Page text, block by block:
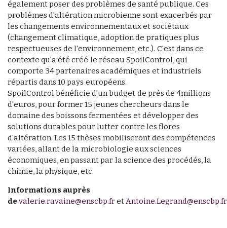
également poser des problèmes de santé publique. Ces
problèmes d'altération microbienne sont exacerbés par
les changements environnementaux et sociétaux
(changement climatique, adoption de pratiques plus
respectueuses de l'environnement, etc.). C'est dans ce
contexte qu'a été créé le réseau SpoilControl, qui
comporte 34 partenaires académiques et industriels
répartis dans 10 pays européens.
SpoilControl bénéficie d'un budget de près de 4millions
d'euros, pour former 15 jeunes chercheurs dans le
domaine des boissons fermentées et développer des
solutions durables pour lutter contre les flores
d'altération. Les 15 thèses mobiliseront des compétences
variées, allant de la microbiologie aux sciences
économiques, en passant par la science des procédés, la
chimie, la physique, etc.
Informations auprès
devalerie.ravaine@enscbp.fretAntoine.Legrand@enscbp.fr